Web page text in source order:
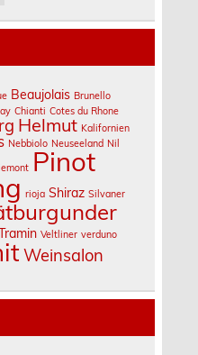
Beaujolais Brunello
Chianti Cotes du Rhone
Helmut Kalifornien
Nebbiolo Neuseeland Nil
Pinot
rioja Shiraz Silvaner
Veltliner verduno
Weinsalon